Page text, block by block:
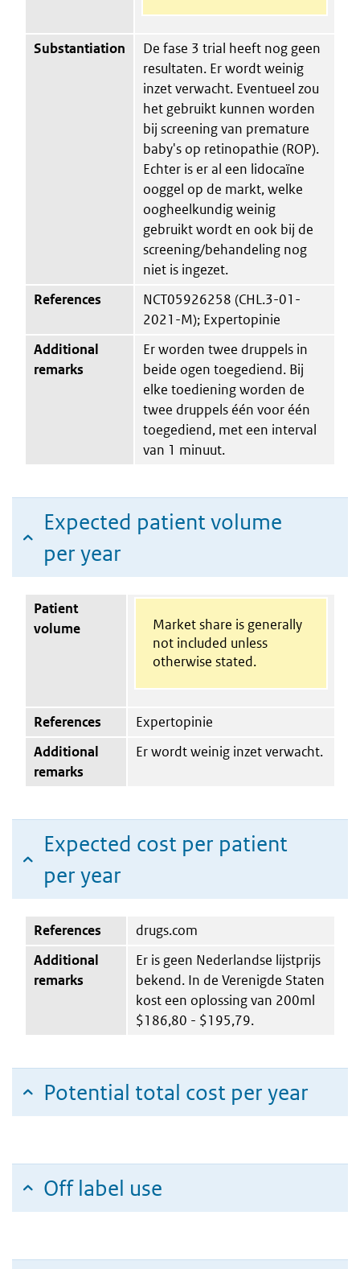
Substantiation
De fase 3 trial heeft nog geen
resultaten. Er wordt weinig
inzet verwacht. Eventueel zou
het gebruikt kunnen worden
bij screening van premature
baby's op retinopathie (ROP).
Echter is er al een lidocaïne
ooggel op de markt, welke
oogheelkundig weinig
gebruikt wordt en ook bij de
screening/behandeling nog
niet is ingezet.
References
NCT05926258 (CHL.3-01-
2021-M); Expertopinie
Additional
remarks
Er worden twee druppels in
beide ogen toegediend. Bij
elke toediening worden de
twee druppels één voor één
toegediend, met een interval
van 1 minuut.
Expected patient volume
per year
Patient
volume
Market share is generally
not included unless
otherwise stated.
References
Expertopinie
Additional
remarks
Er wordt weinig inzet verwacht.
Expected cost per patient
per year
References
drugs.com
Additional
remarks
Er is geen Nederlandse lijstprijs
bekend. In de Verenigde Staten
kost een oplossing van 200ml
$186,80 - $195,79.
Potential total cost per year
Off label use